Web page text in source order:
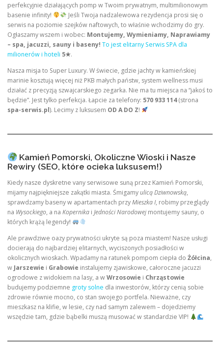
perfekcyjnie działających pomp w Twoim prywatnym, multimilionowym
basenie infinity!
Jeśli Twoja nadzalewowa rezydencja prosi się o
serwis na poziomie szejków naftowych, to właśnie wchodzimy do gry.
Ogłaszamy wszem i wobec: Montujemy, Wymieniamy, Naprawiamy
– spa, jacuzzi, sauny i baseny! To jest elitarny Serwis SPA dla
milionerów i hoteli 5★.
Nasza misja to Super Luxury. W świecie, gdzie jachty w kamieńskiej
marinie kosztują więcej niż PKB małych państw, system wellness musi
działać z precyzją szwajcarskiego zegarka. Nie ma tu miejsca na “jakoś to
będzie”. Jest tylko perfekcja. Łapcie za telefony: 570 933 114(strona
spa-serwis.pl). Lecimy z luksusem OD A DO Z!
Kamień Pomorski, Okoliczne Wioski i Nasze
Rewiry (SEO, które ocieka luksusem!)
Kiedy nasze dyskretne vany serwisowe suną przez Kamień Pomorski,
mijamy najpiękniejsze zakątki miasta. Śmigamyulicą Dziwnowską,
sprawdzamy baseny w apartamentach przyMieszka I, robimy przeglądy
na Wysockiego, a na Kopernika i Jedności Narodowej montujemy sauny, o
których krążą legendy!
Ale prawdziwe oazy prywatności ukryte są poza miastem! Nasze usługi
docierają do najbardziej elitarnych, wyciszonych posiadłości w
okolicznych wioskach. Wpadamy na ratunek pompom ciepła do Żółcina,
w Jarszewie i Grabowie instalujemy zjawiskowe, całoroczne jacuzzi
ogrodowe z widokiem na lasy, a wWrzosowie i Chrząstowie
budujemy podziemne groty solne dla inwestorów, którzy cenią sobie
zdrowie równie mocno, co stan swojego portfela. Nieważne, czy
mieszkasz na klifie, w lesie, czy nad samym zalewem – dojedziemy
wszędzie tam, gdzie bąbelki muszą musować w standardzie VIP!